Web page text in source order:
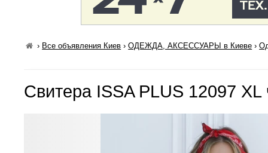
› Все объявления Киев ›ОДЕЖДА, АКСЕССУАРЫ в Киеве ›
Свитера ISSA PLUS 12097